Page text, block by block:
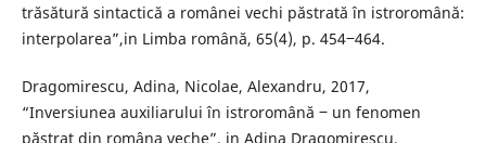
trăsătură sintactică a românei vechi păstrată în istroromână:
interpolarea”,in Limba română, 65(4), p. 454‒464.
Dragomirescu, Adina, Nicolae, Alexandru, 2017,
“Inversiunea auxiliarului în istroromână ‒ un fenomen
păstrat din româna veche”, in Adina Dragomirescu,